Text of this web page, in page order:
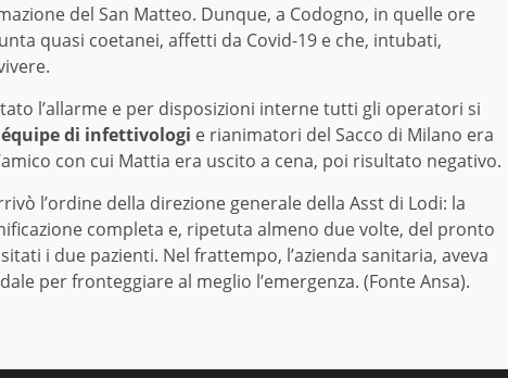
del San Matteo. Dunque, a Codogno, in quelle ore
quasi coetanei, affetti da Covid-19 e che, intubati,
l’allarme e per disposizioni interne tutti gli operatori si
di infettivologi e rianimatori del Sacco di Milano era
con cui Mattia era uscito a cena, poi risultato negativo.
l’ordine della direzione generale della Asst di Lodi: la
completa e, ripetuta almeno due volte, del pronto
i due pazienti. Nel frattempo, l’azienda sanitaria, aveva
per fronteggiare al meglio l’emergenza. (Fonte Ansa).